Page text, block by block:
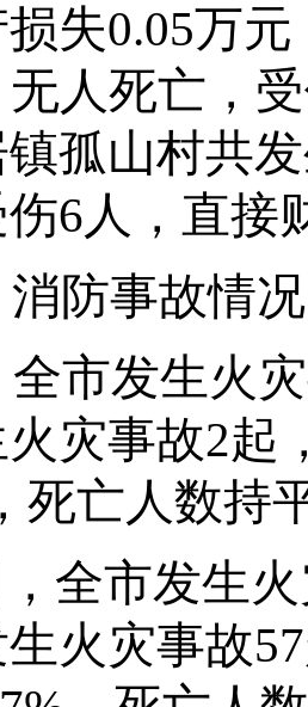
失0.05万元
无人死亡，
孤山村共
6人，直接
消防事故情况
全市发生火
灾事故2起
， 死亡人数持
， 全市发生
火灾事故57